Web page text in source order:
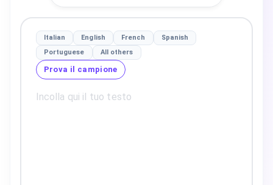
Italian English French
Spanish
Portuguese
All others
Prova il campione